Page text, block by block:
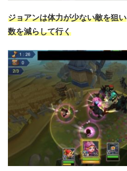
ジョアンは体力が少ない敵を狙い
数を減らして行く